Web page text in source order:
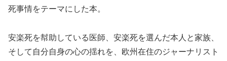
死事情をテーマにした本。
安楽死を幇助している医師、安楽死を選んだ本人と家族、
そして自分自身の心の揺れを、欧州在住のジャーナリスト